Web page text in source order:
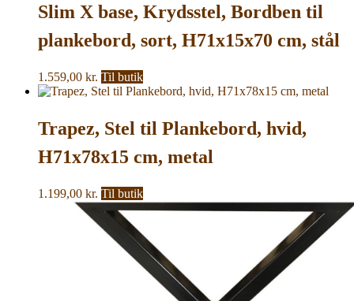
Slim X base, Krydsstel, Bordben til
plankebord, sort, H71x15x70 cm, stål
1.559,00 kr. Til butik
Trapez, Stel til Plankebord, hvid,
H71x78x15 cm, metal
1.199,00 kr. Til butik